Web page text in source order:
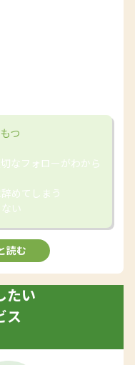
つ
なフォローがわから
めてしまう
い
読む
たい
ス